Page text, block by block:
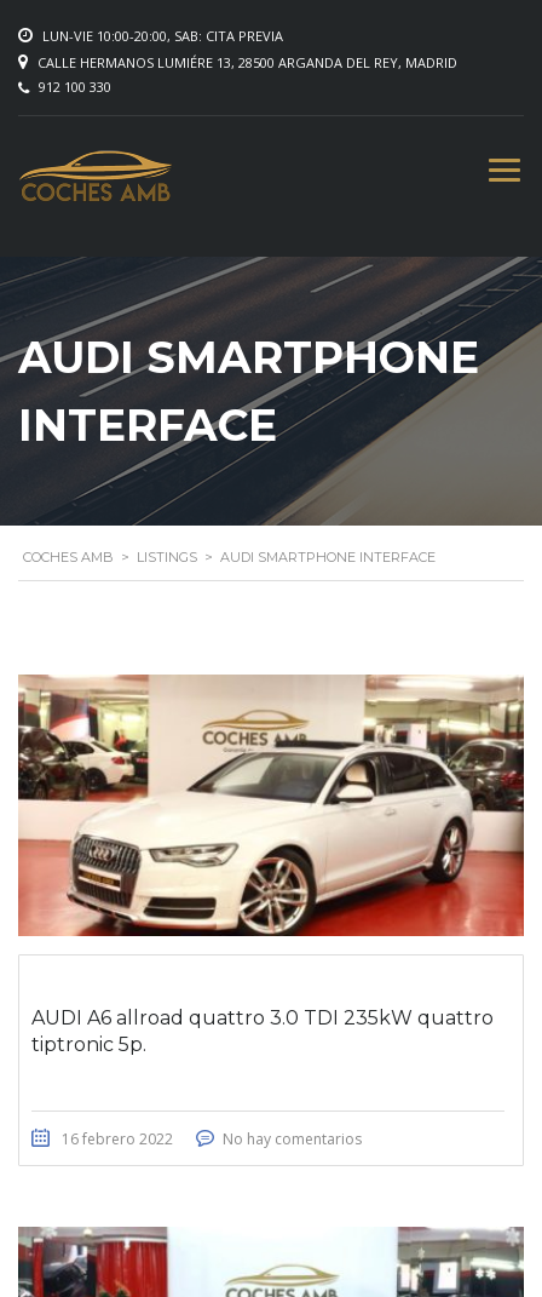
LUN-VIE 10:00-20:00, SAB: CITA PREVIA
CALLE HERMANOS LUMIÉRE 13, 28500 ARGANDA DEL REY, MADRID
912 100 330
AUDI SMARTPHONE
INTERFACE
COCHES AMB > LISTINGS > AUDI SMARTPHONE INTERFACE
AUDI A6 allroad quattro 3.0 TDI 235kW quattro
tiptronic 5p.
16 febrero 2022 No hay comentarios